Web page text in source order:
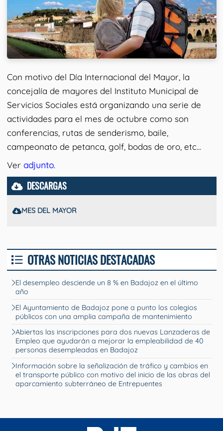
Con motivo del Día Internacional del Mayor, la
concejalía de mayores del Instituto Municipal de
Servicios Sociales está organizando una serie de
actividades para el mes de octubre como son
conferencias, rutas de senderismo, baile,
campeonato de petanca, golf, bodas de oro, etc...
Ver adjunto.
DESCARGAS
MES DEL MAYOR
OTRAS NOTICIAS DESTACADAS
El desempleo desciende un 8 % en Badajoz en el último
año
El Ayuntamiento de Badajoz pone a punto los colegios
públicos con una amplia campaña de mantenimiento
Abiertas las inscripciones para dos nuevas Lanzaderas de
Empleo que ayudarán a mejorar la empleabilidad de 40
personas desempleadas en Badajoz
Información sobre la señalización de tráfico y cambios en
el transporte público con motivo del inicio de las obras del
aparcamiento subterráneo de Entrepuentes